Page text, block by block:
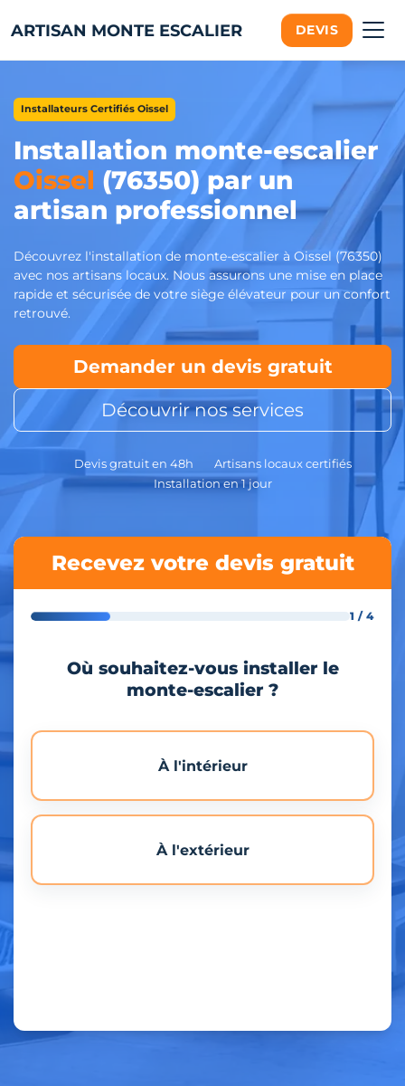
ARTISAN MONTE ESCALIER DEVIS
Installateurs Certifiés Oissel
Installation monte-escalier
Oissel (76350) par un
artisan professionnel
Découvrez l'installation de monte-escalier à Oissel (76350)
avec nos artisans locaux. Nous assurons une mise en place
rapide et sécurisée de votre siège élévateur pour un confort
retrouvé.
Demander un devis gratuit
Découvrir nos services
Devis gratuit en 48h
Artisans locaux certifiés
Installation en 1 jour
Recevez votre devis gratuit
1 / 4
Où souhaitez-vous installer le
monte-escalier ?
À l'intérieur
À l'extérieur